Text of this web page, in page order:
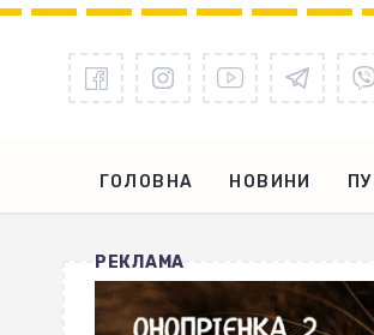
ГОЛОВНА НОВИНИ
РЕКЛАМА